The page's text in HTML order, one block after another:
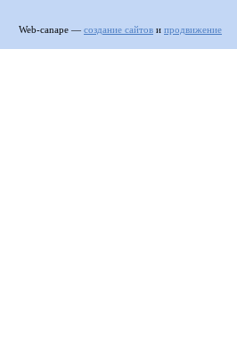
Web-canape — создание сайтов и продвижение